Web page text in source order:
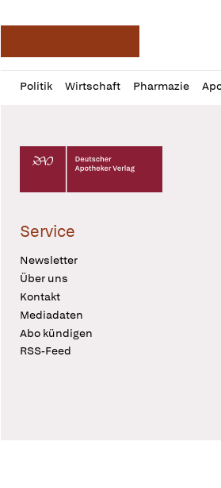
Politik Wirtschaft Pharmazie
Profil
öffnen
Daz
Pur
Deutscher Apotheker Verlag Logo
Service
Newsletter
Über uns
Kontakt
Mediadaten
Abo kündigen
RSS-Feed